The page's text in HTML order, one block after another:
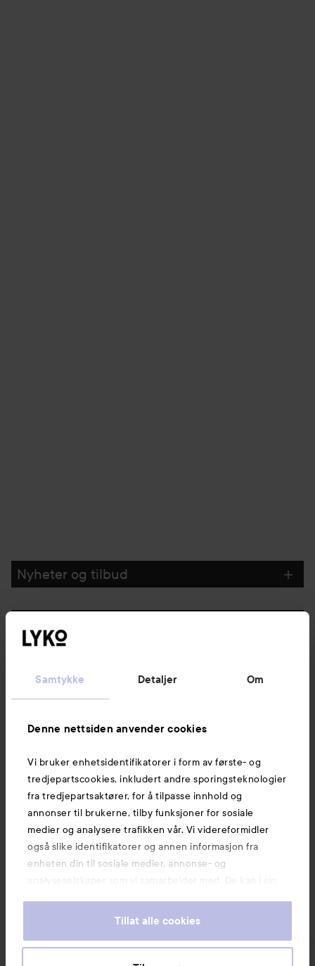
Samtykke Detaljer Om
Denne nettsiden anvender cookies
Vi bruker enhetsidentifikatorer i form av første- og
tredjepartscookies, inkludert andre sporingsteknologier
fra tredjepartsaktører, for å tilpasse innhold og
annonser til brukerne, tilby funksjoner for sosiale
medier og analysere trafikken vår. Vi videreformidler
også slike identifikatorer og annen informasjon fra
enheten din til sosiale medier, annonse- og
analyseselskaper som vi samarbeider med. De kan i sin
informasjon som du har oppgitt eller som de har samlet
våre cookies ved å fortsette å bruke nettsiden vår. For
Tillat alle cookies
Nyheter og tilbud
Kundeservice
Informasjon
Også av interesse